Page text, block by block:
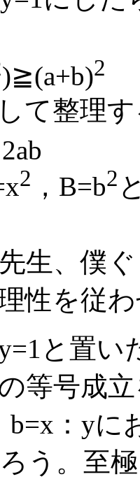
)≧(a+b)2
て整理
2 ，B=b2
生、僕
性を従
と置い
等号成
b=x：yに
う。至